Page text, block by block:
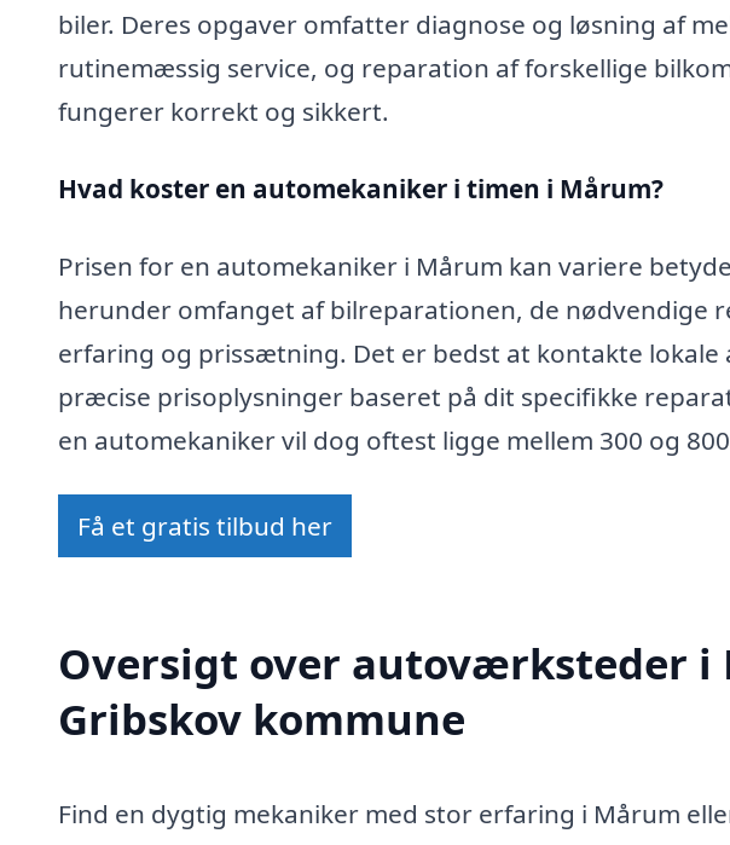
biler. Deres opgaver omfatter diagnose og løsning af
rutinemæssig service, og reparation af forskellige
fungerer korrekt og sikkert.
Hvad koster en automekaniker i timen i Mårum?
Prisen for en automekaniker i Mårum kan variere
herunder omfanget af bilreparationen, de nødvendige
erfaring og prissætning. Det er bedst at kontakte
præcise prisoplysninger baseret på dit specifikke
en automekaniker vil dog oftest ligge mellem 300 og
Få et gratis tilbud her
Oversigt over autoværksteder i
Gribskov kommune
Find en dygtig mekaniker med stor erfaring i Mårum